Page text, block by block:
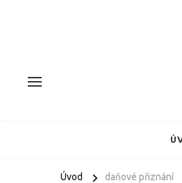
Úvod daňové přiznání